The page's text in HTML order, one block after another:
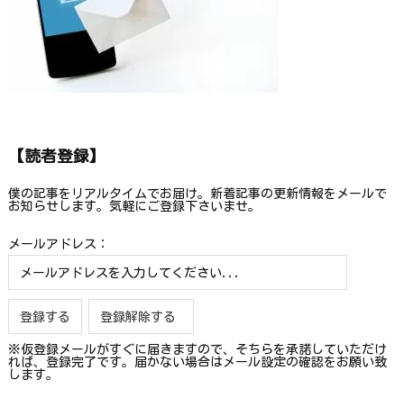
【読者登録】
僕の記事をリアルタイムでお届け。新着記事の更新情報をメールで
お知らせします。気軽にご登録下さいませ。
メールアドレス：
※仮登録メールがすぐに届きますので、そちらを承諾していただけ
れば、登録完了です。届かない場合はメール設定の確認をお願い致
します。